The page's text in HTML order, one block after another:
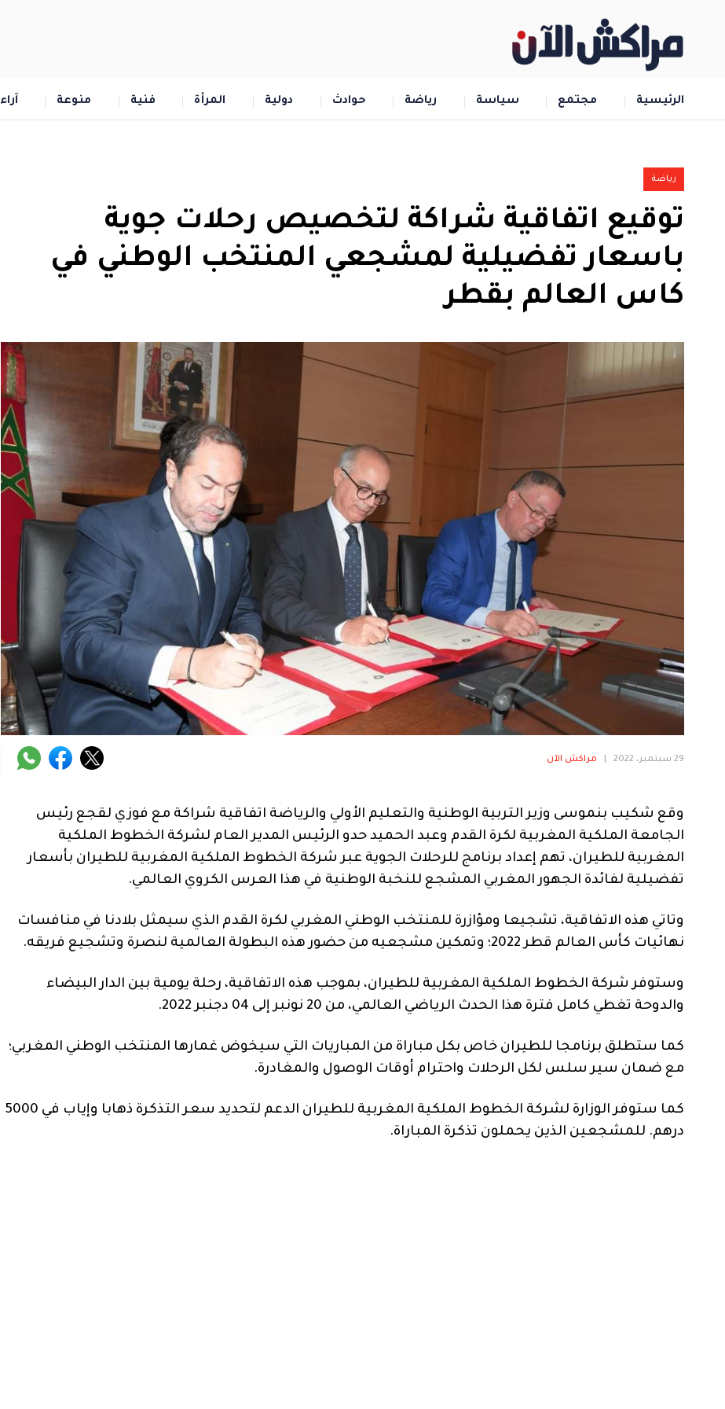
الرئيسية مجتمع سياسة رياضة حوادث دولية المرأة فنية منوعة آراء
رياضة
توقيع اتفاقية شراكة لتخصيص رحلات جوية
باسعار تفضيلية لمشجعي المنتخب الوطني في
كاس العالم بقطر
29 سبتمبر، 2022 مراكش الآن
وقع شكيب بنموسى وزير التربية الوطنية والتعليم الأولي والرياضة اتفاقية شراكة مع فوزي لقجع رئيس
الجامعة الملكية المغربية لكرة القدم وعبد الحميد حدو الرئيس المدير العام لشركة الخطوط الملكية
المغربية للطيران، تهم إعداد برنامج للرحلات الجوية عبر شركة الخطوط الملكية المغربية للطيران بأسعار
تفضيلية لفائدة الجهور المغربي المشجع للنخبة الوطنية في هذا العرس الكروي العالمي.
وتاتي هذه الاتفاقية، تشجيعا ومؤازرة للمنتخب الوطني المغربي لكرة القدم الذي سيمثل بلادنا في منافسات
نهائيات كأس العالم قطر 2022؛ وتمكين مشجعيه من حضور هذه البطولة العالمية لنصرة وتشجيع فريقه.
وستوفر شركة الخطوط الملكية المغربية للطيران، بموجب هذه الاتفاقية، رحلة يومية بين الدار البيضاء
والدوحة تغطي كامل فترة هذا الحدث الرياضي العالمي، من 20 نونبر إلى 04 دجنبر 2022.
كما ستطلق برنامجا للطيران خاص بكل مباراة من المباريات التي سيخوض غمارها المنتخب الوطني المغربي؛
مع ضمان سير سلس لكل الرحلات واحترام أوقات الوصول والمغادرة.
كما ستوفر الوزارة لشركة الخطوط الملكية المغربية للطيران الدعم لتحديد سعر التذكرة ذهابا وإياب في 5000
درهم. للمشجعين الذين يحملون تذكرة المباراة.